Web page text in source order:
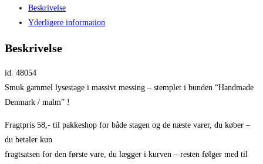
Beskrivelse
Yderligere information
Beskrivelse
id. 48054
Smuk gammel lysestage i massivt messing – stemplet i bunden “Handmade
Denmark / malm” !
Fragtpris 58,- til pakkeshop for både stagen og de næste varer, du køber –
du betaler kun
fragtsatsen for den første vare, du lægger i kurven – resten følger med til